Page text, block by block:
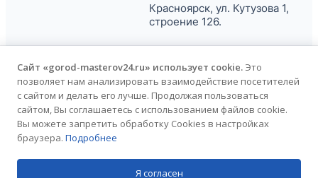
Красноярск, ул. Кутузова 1,
строение 126.
© Город
Мастеров, 2026.
Политика обработки
персональных данных
Продвижение сайта
Сайт «gorod-masterov24.ru» использует cookie. Это
позволяет нам анализировать взаимодействие посетителей
с сайтом и делать его лучше. Продолжая пользоваться
сайтом, Вы соглашаетесь с использованием файлов cookie.
Вы можете запретить обработку Cookies в настройках
браузера. Подробнее
Я согласен